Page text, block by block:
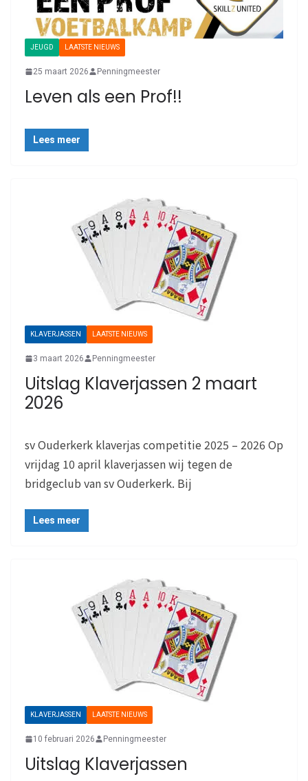
JEUGD LAATSTE NIEUWS
25 maart 2026 Penningmeester
Leven als een Prof!!
Lees meer
KLAVERJASSEN LAATSTE NIEUWS
3 maart 2026 Penningmeester
Uitslag Klaverjassen 2 maart
2026
sv Ouderkerk klaverjas competitie 2025 – 2026 Op
vrijdag 10 april klaverjassen wij tegen de
bridgeclub van sv Ouderkerk. Bij
Lees meer
KLAVERJASSEN LAATSTE NIEUWS
10 februari 2026 Penningmeester
Uitslag Klaverjassen